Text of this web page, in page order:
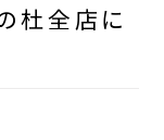
杜全店に